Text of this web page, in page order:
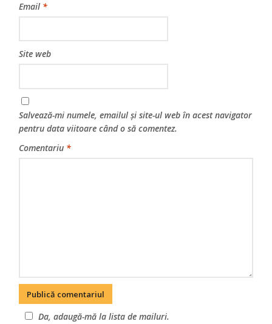
Email *
Site web
Salvează-mi numele, emailul și site-ul web în acest navigator
pentru data viitoare când o să comentez.
Comentariu *
Da, adaugă-mă la lista de mailuri.